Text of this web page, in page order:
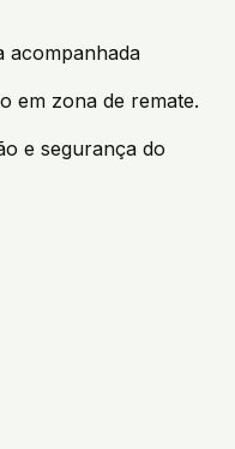
acompanhada
em zona de remate.
e segurança do